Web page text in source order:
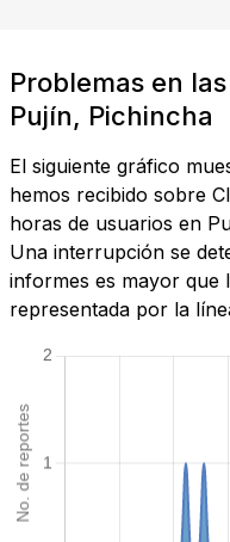
Problemas en
Pujín, Pichincha
El siguiente gráfico
hemos recibido sobre
horas de usuarios en
Una interrupción se
informes es mayor que
representada por la